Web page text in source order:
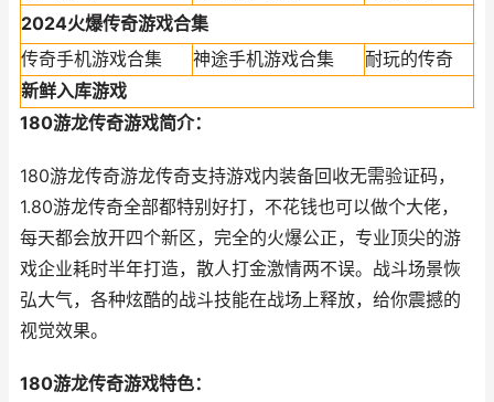
2024火爆传奇游戏合集
传奇手机游戏合集
神途手机游戏合集
耐玩的传奇
新鲜入库游戏
180游龙传奇游戏简介：
180游龙传奇游龙传奇支持游戏内装备回收无需验证码，
1.80游龙传奇全部都特别好打，不花钱也可以做个大佬，
每天都会放开四个新区，完全的火爆公正，专业顶尖的游
戏企业耗时半年打造，散人打金激情两不误。战斗场景恢
弘大气，各种炫酷的战斗技能在战场上释放，给你震撼的
视觉效果。
180游龙传奇游戏特色：